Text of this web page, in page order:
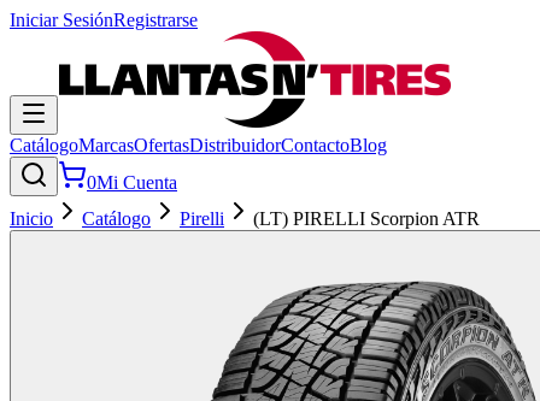
Iniciar SesiónRegistrarse
CatálogoMarcasOfertasDistribuidorContactoBlog
0Mi Cuenta
Inicio
Catálogo Pirelli (LT) PIRELLI Scorpion ATR